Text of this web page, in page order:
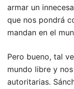
armar un
que nos pondrá
mandan en el
Pero bueno, tal
mundo libre y
autoritarias.